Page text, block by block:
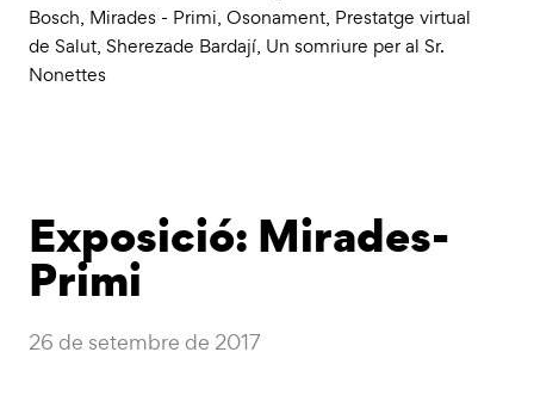
Bosch, Mirades - Primi, Osonament, Prestatge virtual
de Salut, Sherezade Bardají, Un somriure per al Sr.
Nonettes
Exposició: Mirades-
Primi
26 de setembre de 2017